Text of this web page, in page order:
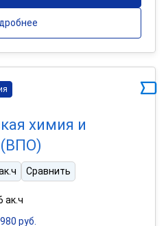
химия и
Сравнить
ак.ч
руб.